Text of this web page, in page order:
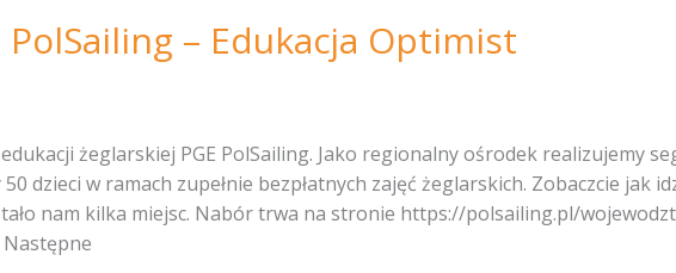
PolSailing – Edukacja Optimist
żeglarskiej PGE PolSailing. Jako regionalny ośrodek realizujemy
dzieci w ramach zupełnie bezpłatnych zajęć żeglarskich. Zobaczcie jak
nam kilka miejsc. Nabór trwa na stronie https://polsailing.pl/
Następne